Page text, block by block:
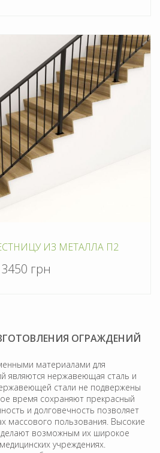
ИЗ МЕТАЛЛА П2
3450 грн
ОГРАЖДЕНИЙ
материалами для
являются нержавеющая сталь и
стали не подвержены
время сохраняют прекрасный
и долговечность позволяет
массового пользования. Высокие
делают возможным их широкое
учреждениях.